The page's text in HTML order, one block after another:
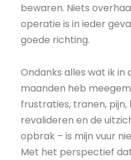
bewaren. Niets
operatie is in ieder
goede richting.
Ondanks alles wat ik in
maanden heb
frustraties, tranen, pijn,
revalideren en de
opbrak – is mijn vuur
Met het perspectief